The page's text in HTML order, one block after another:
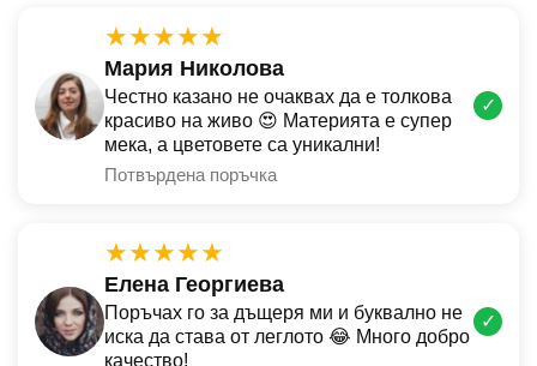
★★★★★
Мария Николова
Честно казано не очаквах да е толкова
красиво на живо 😍 Материята е супер
мека, а цветовете са уникални!
Потвърдена поръчка
✓
★★★★★
Елена Георгиева
Поръчах го за дъщеря ми и буквално не
иска да става от леглото 😂 Много добро
качество!
✓